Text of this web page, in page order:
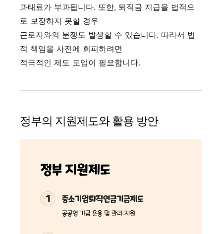
과태료가 부과됩니다. 또한, 퇴직금 지급을 법적으
로 보장하지 못할 경우
근로자와의 분쟁도 발생할 수 있습니다. 따라서 법
적 책임을 사전에 회피하려면
적극적인 제도 도입이 필요합니다.
정부의 지원제도와 활용 방안